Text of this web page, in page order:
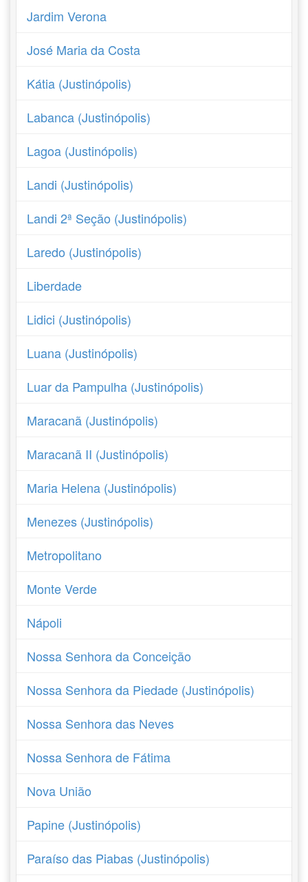
Jardim Verona
José Maria da Costa
Kátia (Justinópolis)
Labanca (Justinópolis)
Lagoa (Justinópolis)
Landi (Justinópolis)
Landi 2ª Seção (Justinópolis)
Laredo (Justinópolis)
Liberdade
Lidici (Justinópolis)
Luana (Justinópolis)
Luar da Pampulha (Justinópolis)
Maracanã (Justinópolis)
Maracanã II (Justinópolis)
Maria Helena (Justinópolis)
Menezes (Justinópolis)
Metropolitano
Monte Verde
Nápoli
Nossa Senhora da Conceição
Nossa Senhora da Piedade (Justinópolis)
Nossa Senhora das Neves
Nossa Senhora de Fátima
Nova União
Papine (Justinópolis)
Paraíso das Piabas (Justinópolis)